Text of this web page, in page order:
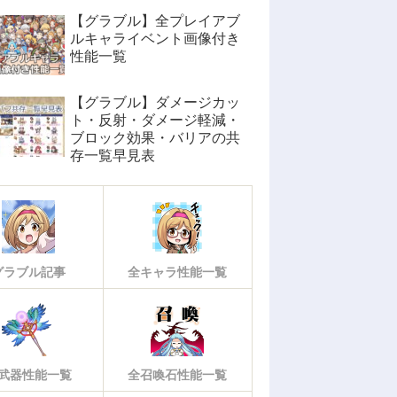
【グラブル】全プレイアブ
ルキャライベント画像付き
性能一覧
【グラブル】ダメージカッ
ト・反射・ダメージ軽減・
ブロック効果・バリアの共
存一覧早見表
ラブル記事 全キャラ性能一覧
器性能一覧 全召喚石性能一覧